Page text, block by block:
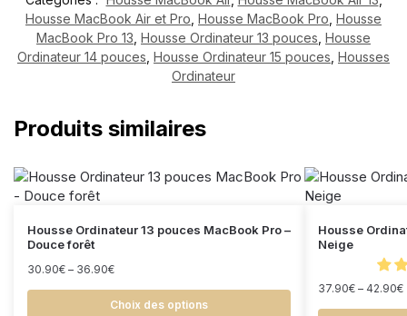
Housse MacBook Air et Pro Housse MacBook Pro Housse
MacBook Pro 13 Housse Ordinateur 13 pouces Housse
Ordinateur 14 pouces Housse Ordinateur 15 pouces Housses
Ordinateur
Produits similaires
Housse Ordinateur 13 pouces MacBook Pro –
Douce forêt
30.90€ – 36.90€
Choix des options
Housse
Neige
37.90€ – 42.90€